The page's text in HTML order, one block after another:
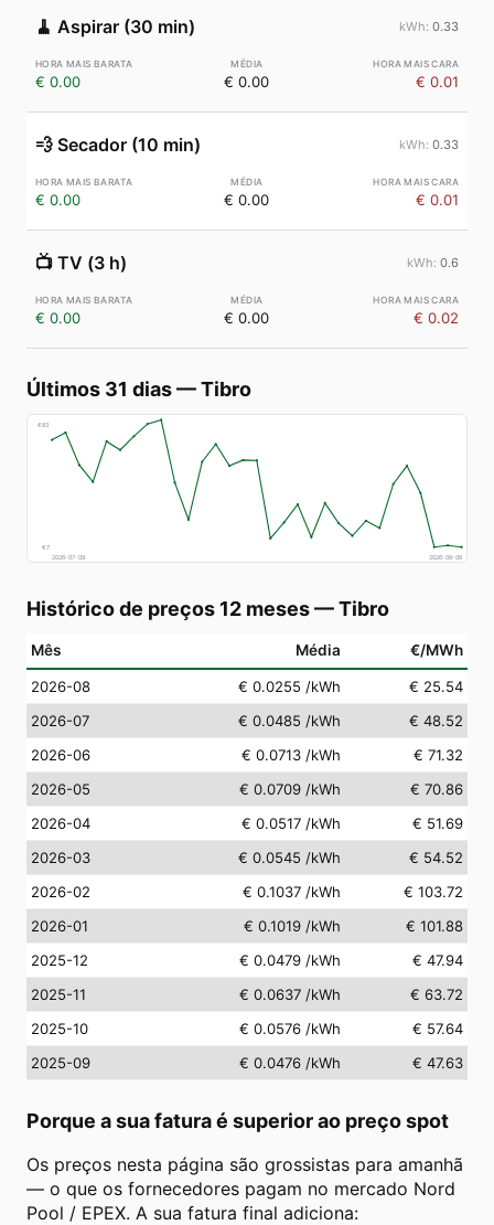
🧹 Aspirar (30 min) 0.33
€ 0.00 € 0.00 € 0.01
💨 Secador (10 min) 0.33
€ 0.00 € 0.00 € 0.01
📺 TV (3 h) 0.6
€ 0.00 € 0.00 € 0.02
Últimos 31 dias—Tibro
€83
€7
2026-07-09
2026-08-08
Histórico de preços 12 meses—Tibro
Mês Média €/MWh
2026-08 € 0.0255 /kWh
€ 25.54
2026-07
€ 0.0485 /kWh
€ 48.52
2026-06
€ 0.0713 /kWh
€ 71.32
2026-05
€ 0.0709 /kWh
€ 70.86
2026-04
€ 0.0517 /kWh
€ 51.69
2026-03
€ 0.0545 /kWh
€ 54.52
2026-02
€ 0.1037 /kWh
€ 103.72
2026-01
€ 0.1019 /kWh
€ 101.88
2025-12
€ 0.0479 /kWh
€ 47.94
2025-11
€ 0.0637 /kWh
€ 63.72
2025-10
€ 0.0576 /kWh
€ 57.64
2025-09
€ 0.0476 /kWh € 47.63
Porque a sua fatura é superior ao preço spot
Os preços nesta página são grossistas para amanhã
— o que os fornecedores pagam no mercado Nord
Pool / EPEX. A sua fatura final adiciona: